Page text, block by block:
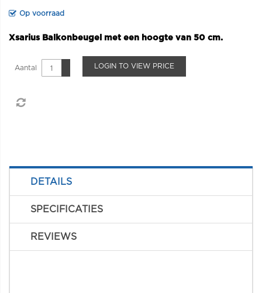
Op voorraad
Xsarius Balkonbeugel met een hoogte van 50 cm.
Aantal LOGIN TO VIEW PRICE
DETAILS
SPECIFICATIES
REVIEWS